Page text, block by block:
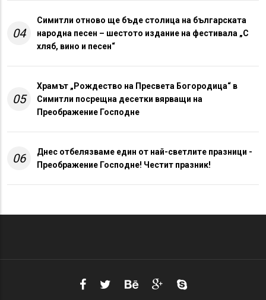
04
Симитли отново ще бъде столица на българската
народна песен – шестото издание на фестивала „С
хляб, вино и песен“
05
Храмът „Рождество на Пресвета Богородица“ в
Симитли посрещна десетки вярващи на
Преображение Господне
06
Днес отбелязваме един от най-светлите празници -
Преображение Господне! Честит празник!